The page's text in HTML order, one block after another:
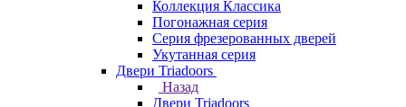
Коллекция Классика
Погонажная серия
Серия фрезерованных дверей
Укутанная серия
Двери Triadoors
Назад
Двери Triadoors